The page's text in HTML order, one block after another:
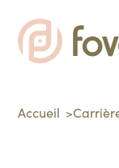
Accueil